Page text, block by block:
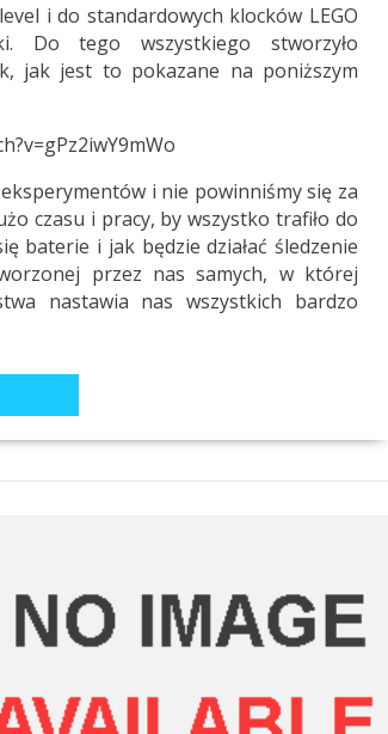
i do standardowych klocków LEGO
Do tego wszystkiego stworzyło
jak jest to pokazane na poniższym
i nie powinniśmy się za
czasu i pracy, by wszystko trafiło do
baterie i jak będzie działać śledzenie
przez nas samych, w której
nastawia nas wszystkich bardzo